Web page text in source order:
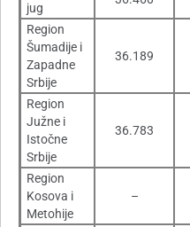
jug
Region
Šumadije i
Zapadne
Srbije
36.189
Region
Južne i
Istočne
Srbije
36.783
Region
Kosova i
Metohije
–